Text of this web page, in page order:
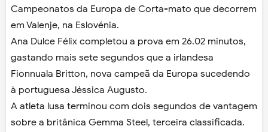
Campeonatos da Europa de Corta-mato que decorrem
em Valenje, na Eslovénia.
Ana Dulce Félix completou a prova em 26.02 minutos,
gastando mais sete segundos que a irlandesa
Fionnuala Britton, nova campeã da Europa sucedendo
à portuguesa Jéssica Augusto.
A atleta lusa terminou com dois segundos de vantagem
sobre a britânica Gemma Steel, terceira classificada.